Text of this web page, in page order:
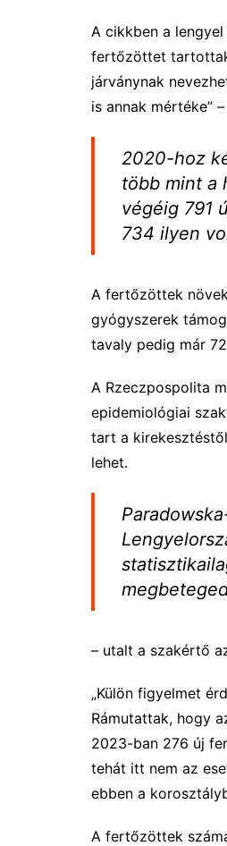
A cikkben a
fertőzöttet
járványnak
is annak mértéke”
2020-hoz
több mint a
végéig 791
734 ilyen
A fertőzöttek
gyógyszerek
tavaly pedig már
A Rzeczpospolita
epidemiológiai
tart a
lehet.
– utalt a szakértő
„Külön figyelmet
Rámutattak, hogy
2023-ban 276 új
tehát itt nem az
ebben a
A fertőzöttek